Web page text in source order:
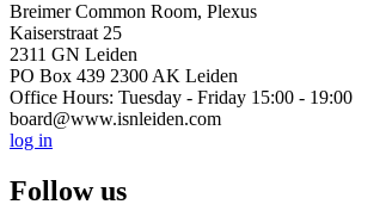
Breimer Common Room, Plexus
Kaiserstraat 25
2311 GN Leiden
PO Box 439 2300 AK Leiden
Office Hours: Tuesday - Friday 15:00 - 19:00
board@www.isnleiden.com
log in
Follow us